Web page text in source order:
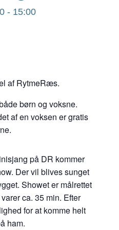
- 15:00
af RytmeRæs.
børn og voksne.
af en voksen er gratis
på DR kommer
Der vil blives sunget
Showet er målrettet
ca. 35 min. Efter
for at komme helt
ham.